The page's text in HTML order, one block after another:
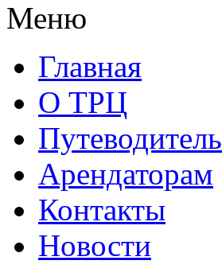
Меню
Главная
О ТРЦ
Путеводитель
Арендаторам
Контакты
Новости